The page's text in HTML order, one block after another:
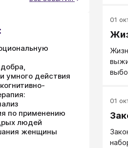
что
01
01
умного действия
по применению
людей
женщины